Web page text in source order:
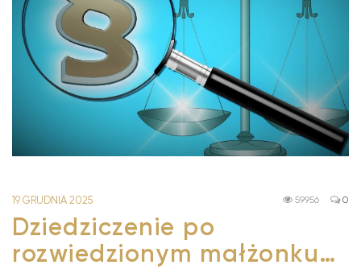
19 GRUDNIA 2025 0
59956
Dziedziczenie po
rozwiedzionym małżonku…